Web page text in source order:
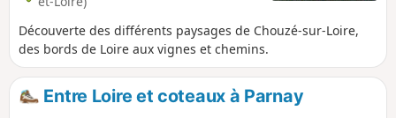
Découverte des différents paysages de Chouzé-sur-Loire,
des bords de Loire aux vignes et chemins.
Entre Loire et coteaux à Parnay